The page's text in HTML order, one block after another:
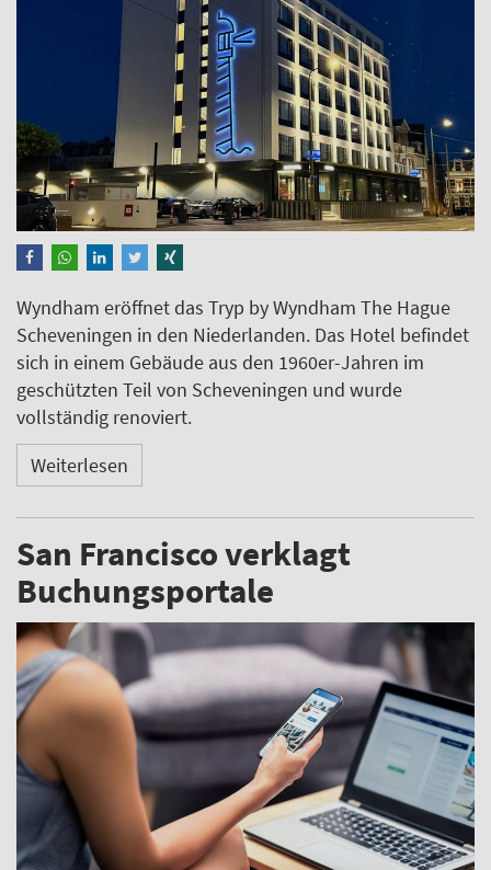
Wyndham eröffnet das Tryp by Wyndham The Hague
Scheveningen in den Niederlanden. Das Hotel befindet
sich in einem Gebäude aus den 1960er-Jahren im
geschützten Teil von Scheveningen und wurde
vollständig renoviert.
Weiterlesen
San Francisco verklagt
Buchungsportale